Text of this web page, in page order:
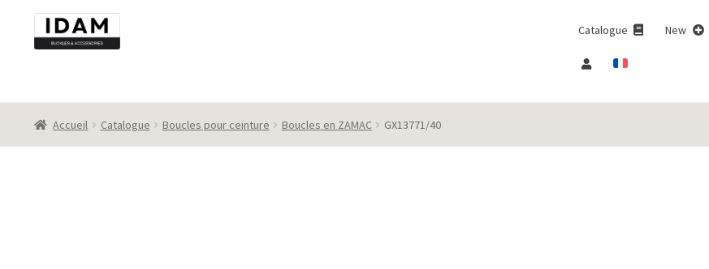
Aller
à
Aller
au
Catalogue New
Accueil Catalogue Boucles pour ceinture Boucles en ZAMAC GX13771/40